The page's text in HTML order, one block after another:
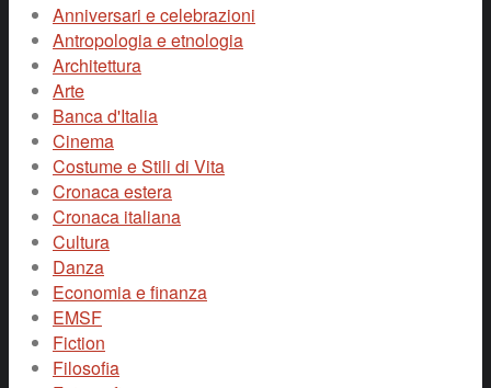
Anniversari e celebrazioni
Antropologia e etnologia
Architettura
Arte
Banca d'Italia
Cinema
Costume e Stili di Vita
Cronaca estera
Cronaca italiana
Cultura
Danza
Economia e finanza
EMSF
Fiction
Filosofia